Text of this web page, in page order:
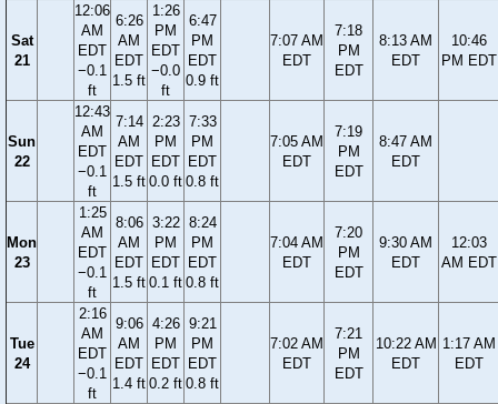
Sat
21
12:06
AM
EDT
−0.1
ft
6:26
AM
EDT
1.5 ft
1:26
PM
EDT
−0.0
ft
6:47
PM
EDT
0.9 ft
7:07 AM
EDT
7:18
PM
EDT
8:13 AM
EDT
10:46
PM EDT
Sun
22
12:43
AM
EDT
−0.1
ft
7:14
AM
EDT
1.5 ft
2:23
PM
EDT
0.0 ft
7:33
PM
EDT
0.8 ft
7:05 AM
EDT
7:19
PM
EDT
8:47 AM
EDT
Mon
23
1:25
AM
EDT
−0.1
ft
8:06
AM
EDT
1.5 ft
3:22
PM
EDT
0.1 ft
8:24
PM
EDT
0.8 ft
7:04 AM
EDT
7:20
PM
EDT
9:30 AM
EDT
12:03
AM EDT
Tue
24
2:16
AM
EDT
−0.1
ft
9:06
AM
EDT
1.4 ft
4:26
PM
EDT
0.2 ft
9:21
PM
EDT
0.8 ft
7:02 AM
EDT
7:21
PM
EDT
10:22 AM
EDT
1:17 AM
EDT